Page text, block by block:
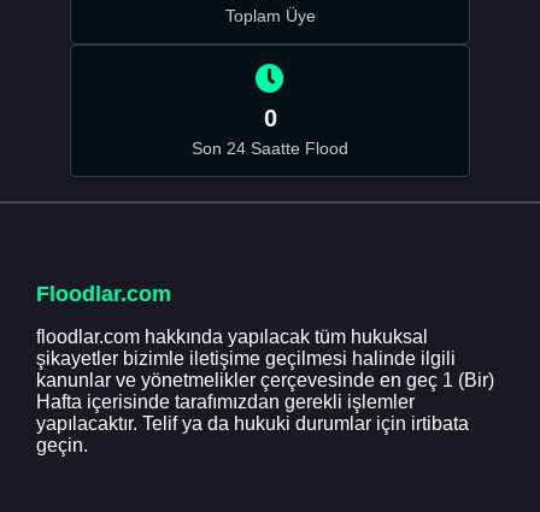
Toplam Üye
0
Son 24 Saatte Flood
Floodlar.com
floodlar.com hakkında yapılacak tüm hukuksal
şikayetler bizimle iletişime geçilmesi halinde ilgili
kanunlar ve yönetmelikler çerçevesinde en geç 1 (Bir)
Hafta içerisinde tarafımızdan gerekli işlemler
yapılacaktır. Telif ya da hukuki durumlar için irtibata
geçin.